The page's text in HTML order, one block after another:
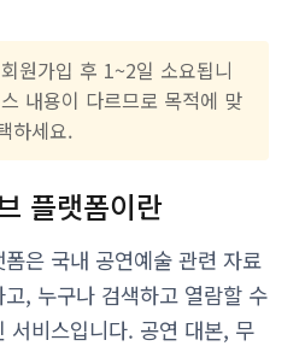
원가입 후 1~2일 소요됩니
내용이 다르므로 목적에 맞
하세요.
플랫폼이란
은 국내 공연예술 관련 자료
, 누구나 검색하고 열람할 수
서비스입니다. 공연 대본, 무